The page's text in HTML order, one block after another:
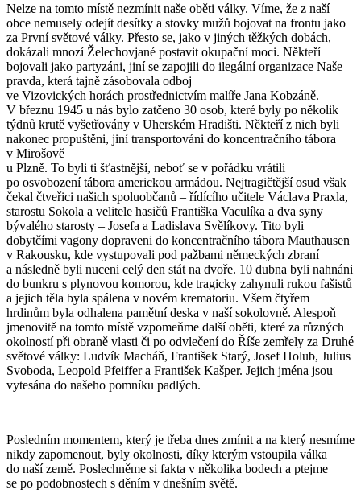
Nelze na tomto místě nezmínit naše oběti války. Víme, že z naší
obce nemusely odejít desítky a stovky mužů bojovat na frontu jako
za První světové války. Přesto se, jako v jiných těžkých dobách,
dokázali mnozí Želechovjané postavit okupační moci. Někteří
bojovali jako partyzáni, jiní se zapojili do ilegální organizace Naše
pravda, která tajně zásobovala odboj
ve Vizovických horách prostřednictvím malíře Jana Kobzáně.
V březnu 1945 u nás bylo zatčeno 30 osob, které byly po několik
týdnů krutě vyšetřovány v Uherském Hradišti. Někteří z nich byli
nakonec propuštěni, jiní transportováni do koncentračního tábora
v Mirošově
u Plzně. To byli ti šťastnější, neboť se v pořádku vrátili
po osvobození tábora americkou armádou. Nejtragičtější osud však
čekal čtveřici našich spoluobčanů – řídícího učitele Václava Praxla,
starostu Sokola a velitele hasičů Františka Vaculíka a dva syny
bývalého starosty – Josefa a Ladislava Svělíkovy. Tito byli
dobytčími vagony dopraveni do koncentračního tábora Mauthausen
v Rakousku, kde vystupovali pod pažbami německých zbraní
a následně byli nuceni celý den stát na dvoře. 10 dubna byli nahnáni
do bunkru s plynovou komorou, kde tragicky zahynuli rukou fašistů
a jejich těla byla spálena v novém krematoriu. Všem čtyřem
hrdinům byla odhalena pamětní deska v naší sokolovně. Alespoň
jmenovitě na tomto místě vzpomeňme další oběti, které za různých
okolností při obraně vlasti či po odvlečení do Říše zemřely za Druhé
světové války: Ludvík Macháň, František Starý, Josef Holub, Julius
Svoboda, Leopold Pfeiffer a František Kašper. Jejich jména jsou
vytesána do našeho pomníku padlých.
Posledním momentem, který je třeba dnes zmínit a na který nesmíme
nikdy zapomenout, byly okolnosti, díky kterým vstoupila válka
do naší země. Poslechněme si fakta v několika bodech a ptejme
se po podobnostech s děním v dnešním světě.